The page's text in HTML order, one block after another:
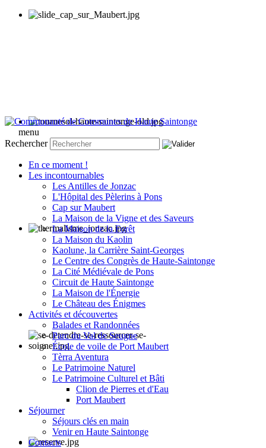
menu
Rechercher
En ce moment !
Les incontournables
Les Antilles de Jonzac
L'Hôpital des Pèlerins à Pons
Cap sur Maubert
La Maison de la Vigne et des Saveurs
La Maison de la Forêt
La Maison du Kaolin
Kaolune, la Carrière Saint-Georges
Le Centre des Congrès de Haute-Saintonge
La Cité Médiévale de Pons
Circuit de Haute Saintonge
La Maison de l'Énergie
Le Château des Énigmes
Activités et découvertes
Balades et Randonnées
Parc du Val de Seugne
École de voile de Port Maubert
Tèrra Aventura
Le Patrimoine Naturel
Le Patrimoine Culturel et Bâti
Clion de Pierres et d'Eau
Port Maubert
Séjourner
Séjours clés en main
Venir en Haute Saintonge
Contacts